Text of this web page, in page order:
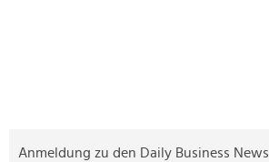
Anmeldung zu den Daily Business News